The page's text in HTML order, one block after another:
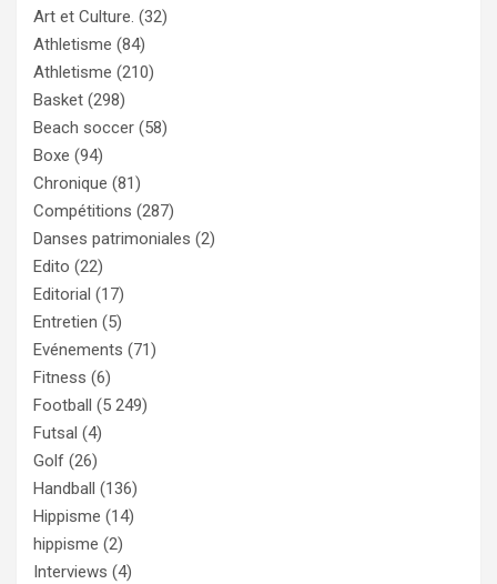
Art et Culture. (32)
Athletisme (84)
Athletisme (210)
Basket (298)
Beach soccer (58)
Boxe (94)
Chronique (81)
Compétitions (287)
Danses patrimoniales (2)
Edito (22)
Editorial (17)
Entretien (5)
Evénements (71)
Fitness (6)
Football (5 249)
Futsal (4)
Golf (26)
Handball (136)
Hippisme (14)
hippisme (2)
Interviews (4)